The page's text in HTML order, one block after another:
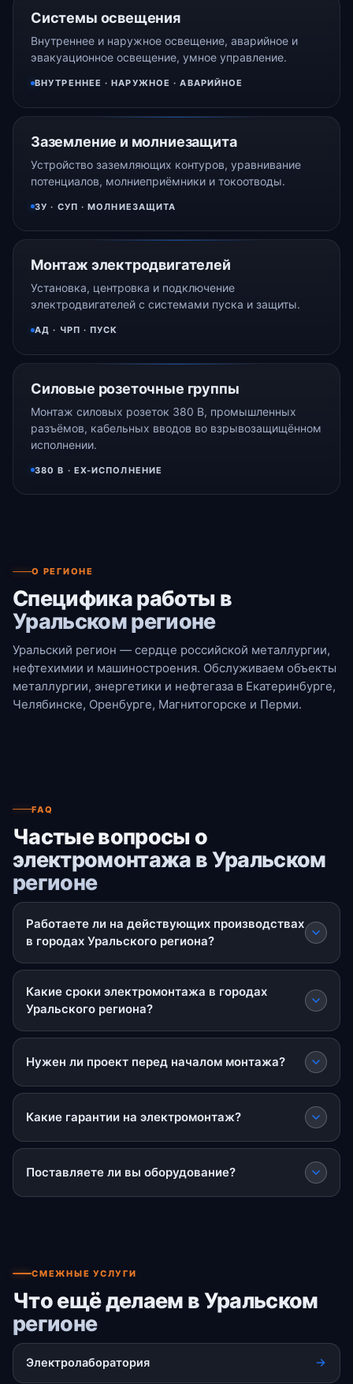
Системы освещения
Внутреннее и наружное освещение, аварийное и
эвакуационное освещение, умное управление.
ВНУТРЕННЕЕ · НАРУЖНОЕ · АВАРИЙНОЕ
Заземление и молниезащита
Устройство заземляющих контуров, уравнивание
потенциалов, молниеприёмники и токоотводы.
ЗУ · СУП · МОЛНИЕЗАЩИТА
Монтаж электродвигателей
Установка, центровка и подключение
электродвигателей с системами пуска и защиты.
АД · ЧРП · ПУСК
Силовые розеточные группы
Монтаж силовых розеток 380 В, промышленных
разъёмов, кабельных вводов во взрывозащищённом
исполнении.
380 В · EX-ИСПОЛНЕНИЕ
О РЕГИОНЕ
Специфика работы в
Уральском регионе
Уральский регион — сердце российской металлургии,
нефтехимии и машиностроения. Обслуживаем объекты
металлургии, энергетики и нефтегаза в Екатеринбурге,
Челябинске, Оренбурге, Магнитогорске и Перми.
FAQ
Частые вопросы о
электромонтажа в Уральском
регионе
Работаете ли на действующих производствах
в городах Уральского региона?
Какие сроки электромонтажа в городах
Уральского региона?
Нужен ли проект перед началом монтажа?
Какие гарантии на электромонтаж?
Поставляете ли вы оборудование?
СМЕЖНЫЕ УСЛУГИ
Что ещё делаем в Уральском
регионе
Электролаборатория